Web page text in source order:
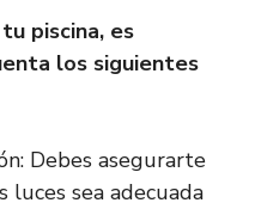
piscina, es
los siguientes
Debes asegurarte
sea adecuada